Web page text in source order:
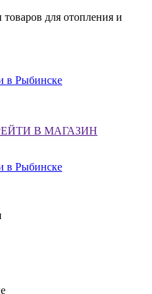
для отопления и
В МАГАЗИН